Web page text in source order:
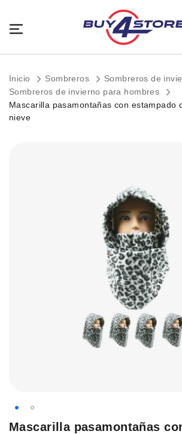
Inicio Sombreros
Sombreros de
Sombreros de invierno para hombres
Mascarilla pasamontañas con estampado
nieve
Saltar
Mascarilla pasamontañas